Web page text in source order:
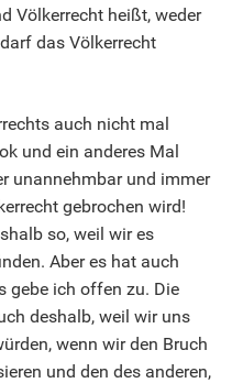
Völkerrecht heißt, weder
das Völkerrecht
auch nicht mal
und ein anderes Mal
unannehmbar und immer
gebrochen wird!
so, weil wir es
Aber es hat auch
gebe ich offen zu. Die
deshalb, weil wir uns
wenn wir den Bruch
und den des anderen,